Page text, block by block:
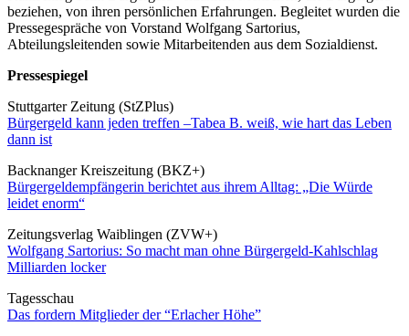
beziehen, von ihren persönlichen Erfahrungen. Begleitet wurden die
Pressegespräche von Vorstand Wolfgang Sartorius,
Abteilungsleitenden sowie Mitarbeitenden aus dem Sozialdienst.
Pressespiegel
Stuttgarter Zeitung (StZPlus)
Bürgergeld kann jeden treffen –Tabea B. weiß, wie hart das Leben
dann ist
Backnanger Kreiszeitung (BKZ+)
Bürgergeldempfängerin berichtet aus ihrem Alltag: „Die Würde
leidet enorm“
Zeitungsverlag Waiblingen (ZVW+)
Wolfgang Sartorius: So macht man ohne Bürgergeld-Kahlschlag
Milliarden locker
Tagesschau
Das fordern Mitglieder der “Erlacher Höhe”